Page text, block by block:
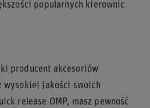
popularnych kierownic
producent akcesoriów
wysokiej jakości swoich
release OMP, masz pewność